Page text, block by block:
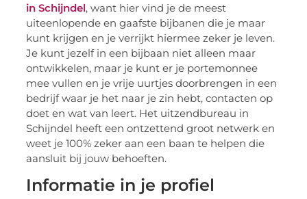
in Schijndel, want hier vind je de meest
uiteenlopende en gaafste bijbanen die je maar
kunt krijgen en je verrijkt hiermee zeker je leven.
Je kunt jezelf in een bijbaan niet alleen maar
ontwikkelen, maar je kunt er je portemonnee
mee vullen en je vrije uurtjes doorbrengen in een
bedrijf waar je het naar je zin hebt, contacten op
doet en wat van leert. Het uitzendbureau in
Schijndel heeft een ontzettend groot netwerk en
weet je 100% zeker aan een baan te helpen die
aansluit bij jouw behoeften.
Informatie in je profiel